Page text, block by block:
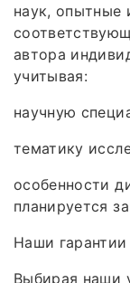
наук, опытные
автора
учитывая:
научную
тематику
особенности
планируется
Наши гарантии
Выбирая наши